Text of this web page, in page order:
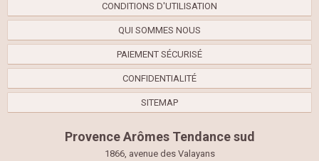
CONDITIONS D'UTILISATION
QUI SOMMES NOUS
PAIEMENT SÉCURISÉ
CONFIDENTIALITÉ
SITEMAP
Provence Arômes Tendance sud
1866, avenue des Valayans